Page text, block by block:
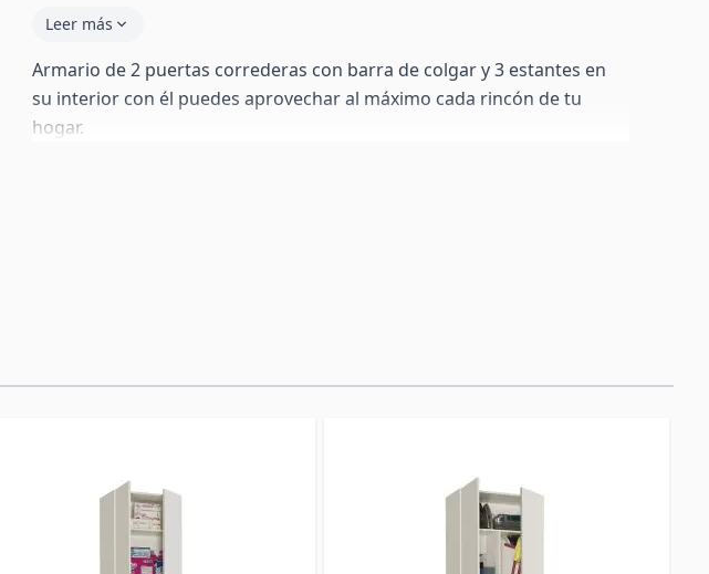
Leer más
Armario de 2 puertas correderas con barra de colgar y 3 estantes en
su interior con él puedes aprovechar al máximo cada rincón de tu
hogar.